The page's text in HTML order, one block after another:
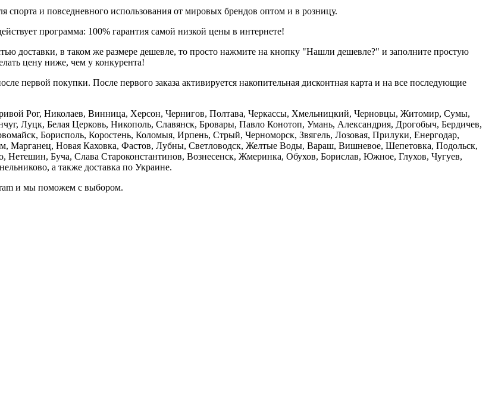
и повседневного использования от мировых брендов оптом и в розницу.
программа: 100% гарантия самой низкой цены в интернете!
доставки, в таком же размере дешевле, то просто нажмите на кнопку "Нашли дешевле?" и заполните простую
цену ниже, чем у конкурента!
первой покупки. После первого заказа активируется накопительная дисконтная карта и на все последующие
Рог, Николаев, Винница, Херсон, Чернигов, Полтава, Черкассы, Хмельницкий, Черновцы, Житомир, Сумы,
Луцк, Белая Церковь, Никополь, Славянск, Бровары, Павло Конотоп, Умань, Александрия, Дрогобыч, Бердичев,
Борисполь, Коростень, Коломыя, Ирпень, Стрый, Черноморск, Звягель, Лозовая, Прилуки, Енергодар,
Марганец, Новая Каховка, Фастов, Лубны, Светловодск, Желтые Воды, Вараш, Вишневое, Шепетовка, Подольск,
Буча, Слава Староконстантинов, Вознесенск, Жмеринка, Обухов, Борислав, Южное, Глухов, Чугуев,
а также доставка по Украине.
и мы поможем с выбором.